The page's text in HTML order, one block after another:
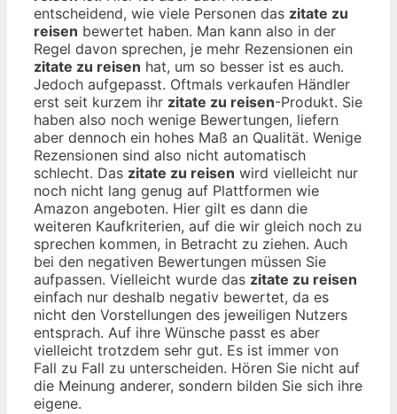
entscheidend, wie viele Personen das zitate zu
reisen bewertet haben. Man kann also in der
Regel davon sprechen, je mehr Rezensionen ein
zitate zu reisen hat, um so besser ist es auch.
Jedoch aufgepasst. Oftmals verkaufen Händler
erst seit kurzem ihr zitate zu reisen-Produkt. Sie
haben also noch wenige Bewertungen, liefern
aber dennoch ein hohes Maß an Qualität. Wenige
Rezensionen sind also nicht automatisch
schlecht. Das zitate zu reisen wird vielleicht nur
noch nicht lang genug auf Plattformen wie
Amazon angeboten. Hier gilt es dann die
weiteren Kaufkriterien, auf die wir gleich noch zu
sprechen kommen, in Betracht zu ziehen. Auch
bei den negativen Bewertungen müssen Sie
aufpassen. Vielleicht wurde das zitate zu reisen
einfach nur deshalb negativ bewertet, da es
nicht den Vorstellungen des jeweiligen Nutzers
entsprach. Auf ihre Wünsche passt es aber
vielleicht trotzdem sehr gut. Es ist immer von
Fall zu Fall zu unterscheiden. Hören Sie nicht auf
die Meinung anderer, sondern bilden Sie sich ihre
eigene.